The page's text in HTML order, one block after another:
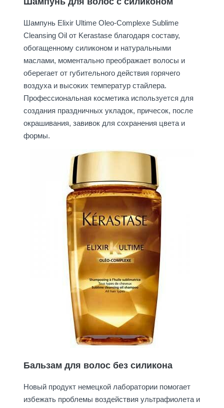
Шампунь Elixir Ultime Oleo-Complexe Sublime
Cleansing Oil от Kerastase благодаря составу,
обогащенному силиконом и натуральными
маслами, моментально преображает волосы и
оберегает от губительного действия горячего
воздуха и высоких температур стайлера.
Профессиональная косметика используется для
создания праздничных укладок, причесок, после
окрашивания, завивок для сохранения цвета и
формы.
Бальзам для волос без силикона
Новый продукт немецкой лаборатории помогает
избежать проблемы воздействия ультрафиолета и